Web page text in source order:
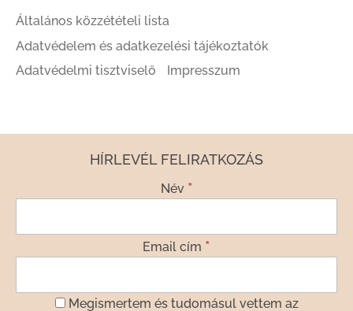
Általános közzétételi lista
Adatvédelem és adatkezelési tájékoztatók
Adatvédelmi tisztviselő
Impresszum
HÍRLEVÉL FELIRATKOZÁS
Név *
Email cím *
Megismertem és tudomásul vettem az